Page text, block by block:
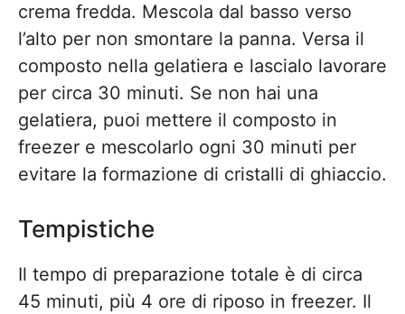
crema fredda. Mescola dal basso verso
l’alto per non smontare la panna. Versa il
composto nella gelatiera e lascialo lavorare
per circa 30 minuti. Se non hai una
gelatiera, puoi mettere il composto in
freezer e mescolarlo ogni 30 minuti per
evitare la formazione di cristalli di ghiaccio.
Tempistiche
Il tempo di preparazione totale è di circa
45 minuti, più 4 ore di riposo in freezer. Il